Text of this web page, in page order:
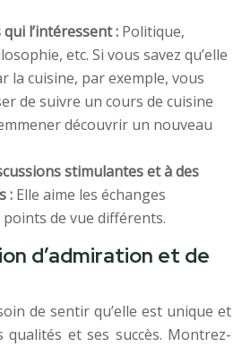
l’intéressent : Politique,
etc. Si vous savez qu’elle
la cuisine, par exemple, vous
de suivre un cours de cuisine
découvrir un nouveau
stimulantes et à des
: Elle aime les échanges
de vue différents.
d’admiration et de
de sentir qu’elle est unique et
qualités et ses succès. Montrez-